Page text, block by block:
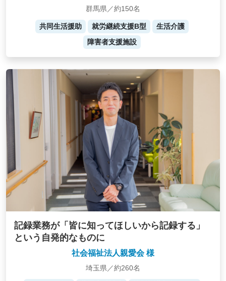
群馬県／約150名
共同生活援助 就労継続支援B型
生活介護
障害者支援施設
記録業務が「皆に知ってほしいから記録する」
という自発的なものに
社会福祉法人親愛会 様
埼玉県／約260名